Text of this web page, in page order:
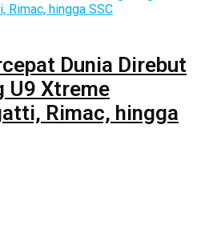
Dunia Direbut
U9 Xtreme
Rimac, hingga